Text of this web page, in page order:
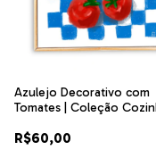
Azulejo Decorativo com
Tomates | Coleção
R$60,00